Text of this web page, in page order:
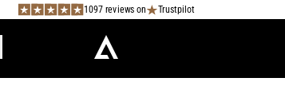
1097 reviews on Trustpilot